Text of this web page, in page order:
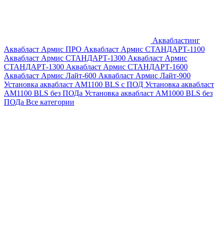
Аквабластинг
Аквабласт Армис ПРО Аквабласт Армис СТАНДАРТ-1100
Аквабласт Армис СТАНДАРТ-1300 Аквабласт Армис
СТАНДАРТ-1300 Аквабласт Армис СТАНДАРТ-1600
Аквабласт Армис Лайт-600 Аквабласт Армис Лайт-900
Установка аквабласт AM1100 BLS с ПОД Установка аквабласт
AM1100 BLS без ПОДа Установка аквабласт AM1000 BLS без
ПОДа Все категории